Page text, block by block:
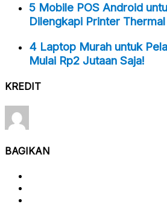
5 Mobile POS Android
Dilengkapi Printer Thermal
4 Laptop Murah untuk
Mulai Rp2 Jutaan Saja!
KREDIT
BAGIKAN